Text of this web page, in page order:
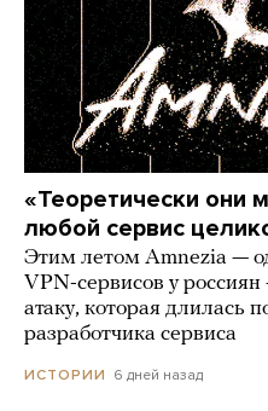
«Теоретически они
любой сервис
Этим летом Amnezia —
VPN-сервисов у
атаку, которая длилась
разработчика сервиса
ИСТОРИИ 6 дней назад